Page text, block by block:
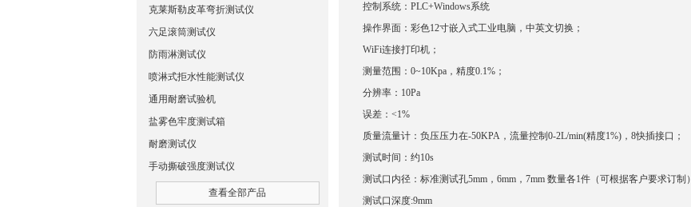
控制系统：PLC+Windows系统
操作界面：彩色12寸嵌入式工业电脑，中英文切换；
WiFi连接打印机；
测量范围：0~10Kpa， 精度0.1%；
分辨率： 10Pa
误差：<1%
质量流量计： 负压压力在-50KPA，流量控制0-2L/min(精度1%)，8快插接口 ；
测试时间：约10s
测试口内径： 标准测试孔5mm，6mm，7mm 数量各1件（可根据客户要求订制）
测试口深度:9mm
克莱斯勒皮革弯折测试仪
六足滚筒测试仪
防雨淋测试仪
喷淋式拒水性能测试仪
通用耐磨试验机
盐雾色牢度测试箱
耐磨测试仪
手动撕破强度测试仪
查看全部产品